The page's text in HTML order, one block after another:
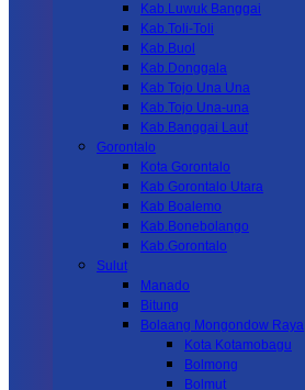
Kab.Luwuk Banggai
Kab.Toli-Toli
Kab.Buol
Kab.Donggala
Kab Tojo Una Una
Kab.Tojo Una-una
Kab.Banggai Laut
Gorontalo
Kota Gorontalo
Kab Gorontalo Utara
Kab Boalemo
Kab.Bonebolango
Kab.Gorontalo
Sulut
Manado
Bitung
Bolaang Mongondow Raya
Kota Kotamobagu
Bolmong
Bolmut